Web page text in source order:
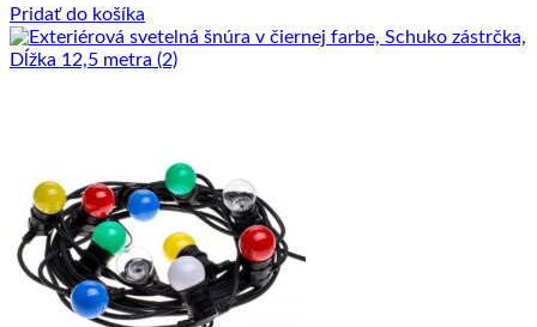
Pridať do košíka